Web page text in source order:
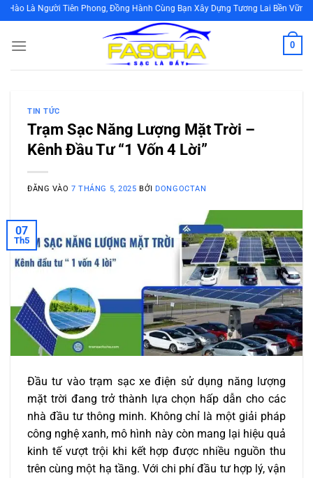
Bỏ
qua
nội
Tiên Phong, Đồng Hành Cùng Bạn Xây Dựng Tương Lai Bền Vững Bằng Cách Sử
0
TIN TỨC
Trạm Sạc Năng Lượng Mặt Trời –
Kênh Đầu Tư “1 Vốn 4 Lời”
ĐĂNG VÀO7 THÁNG 5, 2025 BỞI DONGOCTAN
07
Th5
Đầu tư vào trạm sạc xe điện sử dụng năng lượng
mặt trời đang trở thành lựa chọn hấp dẫn cho các
nhà đầu tư thông minh. Không chỉ là một giải pháp
công nghệ xanh, mô hình này còn mang lại hiệu quả
kinh tế vượt trội khi kết hợp được nhiều nguồn thu
trên cùng một hạ tầng. Với chi phí đầu tư hợp lý, vận